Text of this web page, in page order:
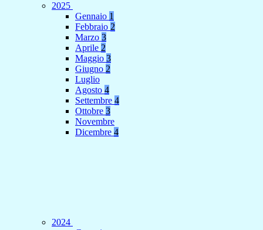
2025
Gennaio 1
Febbraio 2
Marzo 3
Aprile 2
Maggio 3
Giugno 2
Luglio
Agosto 4
Settembre 4
Ottobre 3
Novembre
Dicembre 4
2024